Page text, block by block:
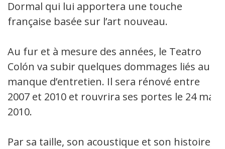
Dormal qui lui apportera une touche
française basée sur l’art nouveau.
Au fur et à mesure des années, le Teatro
Colón va subir quelques dommages liés au
manque d’entretien. Il sera rénové entre
2007 et 2010 et rouvrira ses portes le 24 mai
2010.
Par sa taille, son acoustique et son histoire,